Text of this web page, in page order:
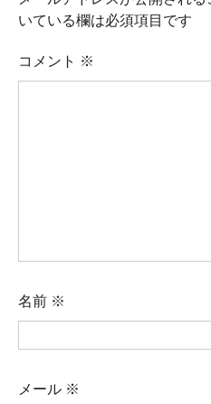
いている欄は必須項目です
コメント ※
名前 ※
メール ※